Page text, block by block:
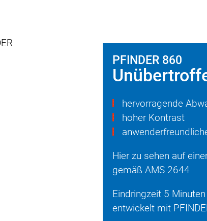
PFINDER 860
hervorragende
hoher Kontrast
Hier zu sehen auf
gemäß AMS 2644
Eindringzeit 5
entwickelt mit